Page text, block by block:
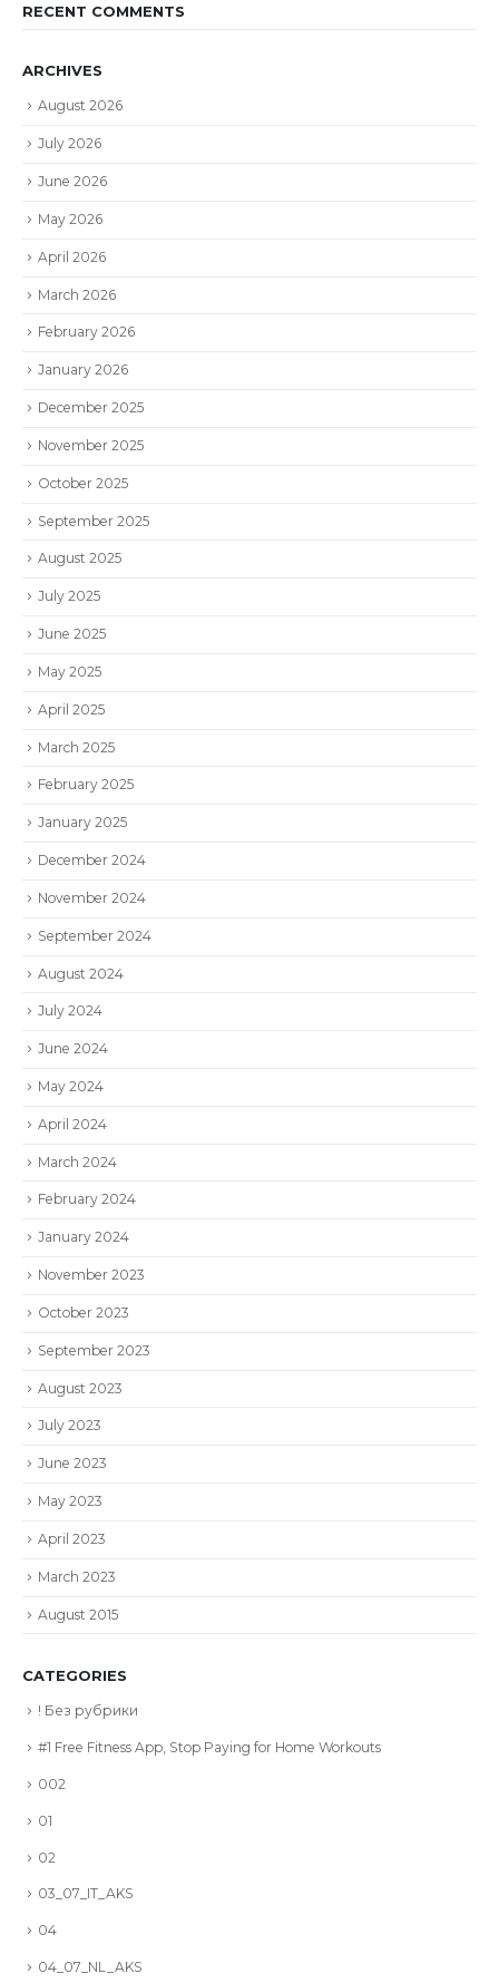
RECENT COMMENTS
ARCHIVES
August 2026
July 2026
June 2026
May 2026
April 2026
March 2026
February 2026
January 2026
December 2025
November 2025
October 2025
September 2025
August 2025
July 2025
June 2025
May 2025
April 2025
March 2025
February 2025
January 2025
December 2024
November 2024
September 2024
August 2024
July 2024
June 2024
May 2024
April 2024
March 2024
February 2024
January 2024
November 2023
October 2023
September 2023
August 2023
July 2023
June 2023
May 2023
April 2023
March 2023
August 2015
CATEGORIES
! Без рубрики
#1 Free Fitness App, Stop Paying for Home Workouts
002
01
02
03_07_IT_AKS
04
04_07_NL_AKS